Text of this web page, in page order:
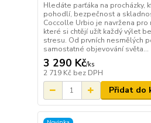
Hledáte parťáka na procházky,
pohodlí, bezpečnost a
Coccolle Urbio je navržena pro
které si chtějí užít každý výlet
stresu. Od prvních nesmělých
samostatné objevování světa...
3 290 Kč/ks
2 719 Kč bez DPH
Přidat do